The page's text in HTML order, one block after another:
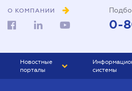
О КОМПАНИИ
0-
Новостные
порталы
системы